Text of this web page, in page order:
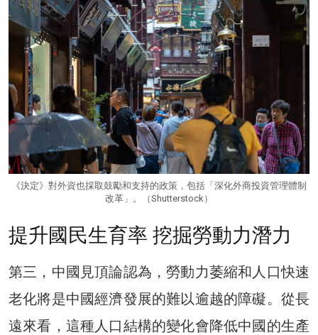
《決定》對外資也採取鼓勵和支持的政策，包括「深化外商投資管理體制
改革」。（Shutterstock）
提升國民生育率 挖掘勞動力潛力
第三，中國見頂論認為，勞動力萎縮和人口快速
老化將是中國經濟發展的難以逾越的障礙。從長
遠來看，這種人口結構的變化會降低中國的生產